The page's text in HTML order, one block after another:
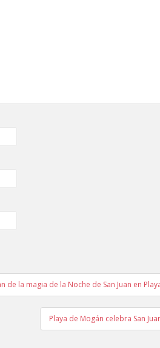
de la magia de la Noche de San Juan en
Playa de Mogán celebra San